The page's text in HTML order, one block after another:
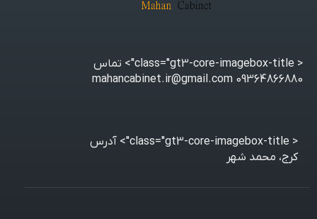
< class="gt3-core-imagebox-title">
تماس
09364866880 mahancabinet.ir@gmail.com
< class="gt3-core-imagebox-title">
آدرس
کرج، محمد شهر